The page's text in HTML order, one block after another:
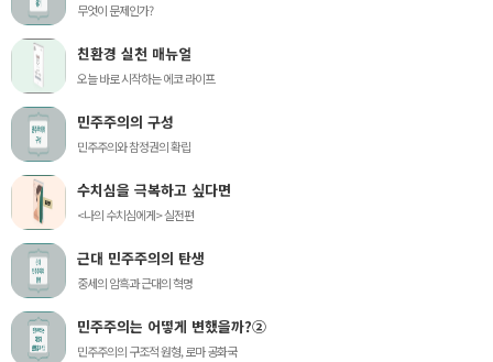
무엇이 문제인가?
친환경 실천 매뉴얼
오늘 바로 시작하는 에코 라이프
민주주의의 구성
민주주의와 참정권의 확립
수치심을 극복하고 싶다면
<나의 수치심에게> 실전편
근대 민주주의의 탄생
중세의 암흑과 근대의 혁명
민주주의는 어떻게 변했을까?②
민주주의의 구조적 원형, 로마 공화국